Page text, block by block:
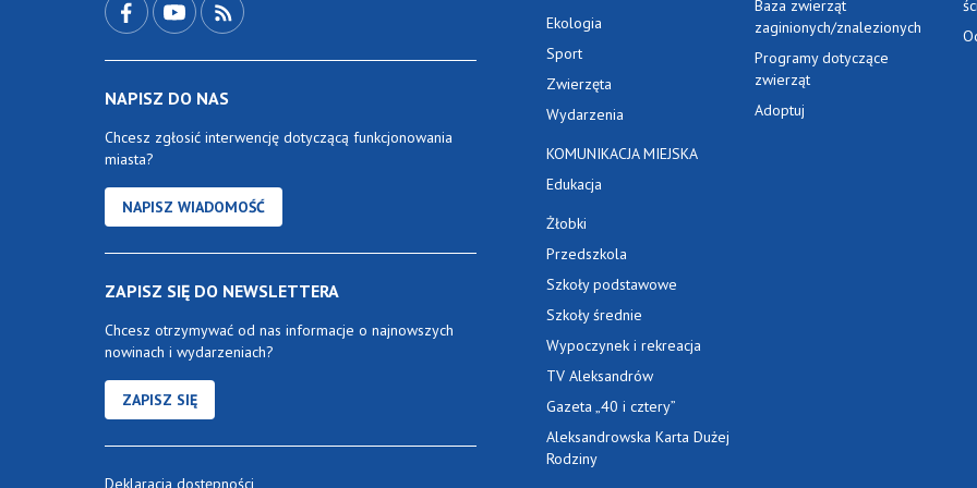
NAPISZ DO NAS
Chcesz zgłosić interwencję dotyczącą funkcjonowania
miasta?
NAPISZ WIADOMOŚĆ
ZAPISZ SIĘ DO NEWSLETTERA
Chcesz otrzymywać od nas informacje o najnowszych
nowinach i wydarzeniach?
ZAPISZ SIĘ
Deklaracja dostępności
Ekologia
Sport
Zwierzęta
Wydarzenia
KOMUNIKACJA MIEJSKA
Edukacja
Żłobki
Przedszkola
Szkoły podstawowe
Szkoły średnie
Wypoczynek i rekreacja
TV Aleksandrów
Gazeta „40 i cztery”
Aleksandrowska Karta Dużej
Rodziny
Baza zwierząt
zaginionych/znalezionych
Programy dotyczące
zwierząt
Adoptuj